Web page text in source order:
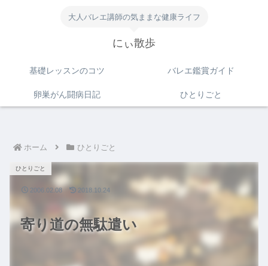
大人バレエ講師の気ままな健康ライフ
にぃ散歩
基礎レッスンのコツ バレエ鑑賞ガイド
卵巣がん闘病日記 ひとりごと
ホーム ひとりごと
寄り道の無駄遣い
ひとりごと
2006.02.08 2018.10.24